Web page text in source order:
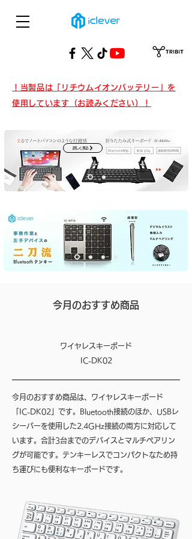
！当製品は「リチウムイオンバッテリー」を
使用しています（お読みください）！
詳しく見る
​今月のおすすめ商品
ワイヤレスキーボード
IC-DK02
今月のおすすめ商品は、ワイヤレスキーボード
「IC-DK02」です。Bluetooth接続のほか、USBレ
シーバーを使用した2.4GHz接続の両方に対応して
います。合計3台までのデバイスとマルチペアリン
グが可能です。テンキーレスでコンパクトなため持
ち運びにも便利なキーボードです。